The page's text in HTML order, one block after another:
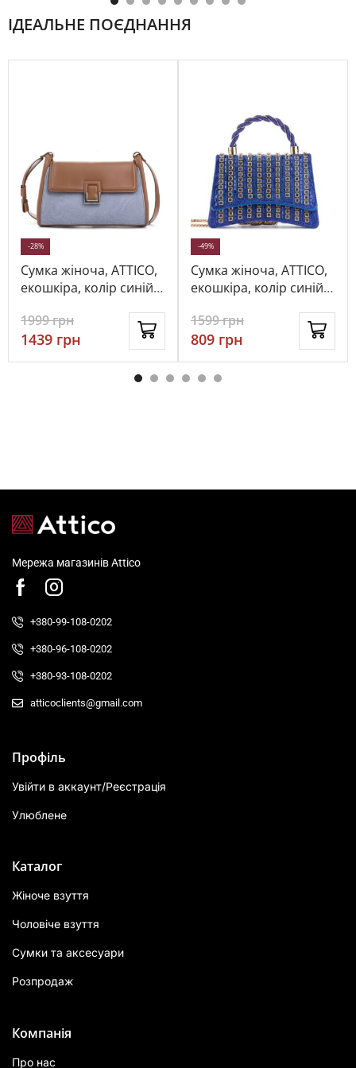
ІДЕАЛЬНЕ ПОЄДНАННЯ
Сумка жіноча, ATTICO,
екошкіра, колір синій,
-28%
1999грн
1439 грн
Сумка жіноча, ATTICO,
екошкіра, колір синій,
-49%
1599грн
809 грн
Мережа магазинів Attico
+380-99-108-0202
+380-96-108-0202
+380-93-108-0202
atticoclients@gmail.com
Профіль
Увійти в аккаунт/Реєстрація
Улюблене
Каталог
Жіноче взуття
Чоловіче взуття
Сумки та аксесуари
Розпродаж
Компанія
Про нас